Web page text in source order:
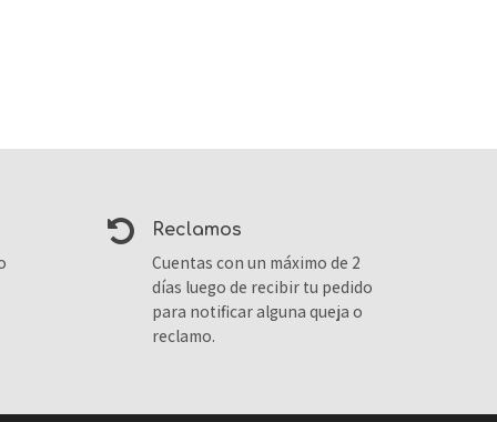
reclamos
Cuentas con un máximo de 2
días luego de recibir tu pedido
para notificar alguna queja o
reclamo.